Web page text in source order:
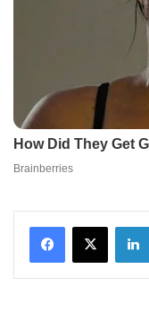
Facebook
X